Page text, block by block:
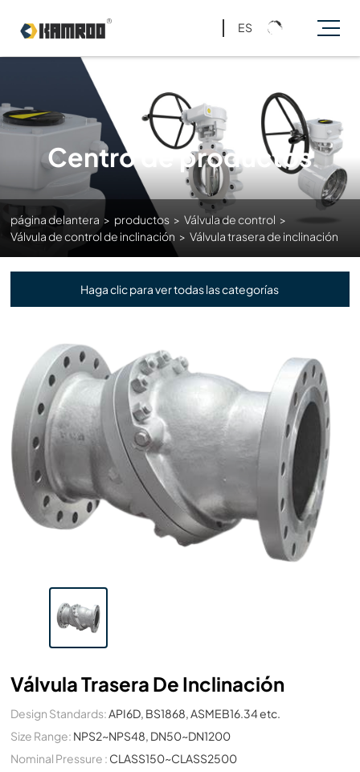
ES
Centro de productos
página delantera > productos > Válvula de control >
Válvula de control de inclinación > Válvula trasera de inclinación
Haga clic para ver todas las categorías
Válvula Trasera De Inclinación
Design Standards: API6D, BS1868, ASMEB16.34 etc.
Size Range: NPS2~NPS48, DN50~DN1200
Nominal Pressure : CLASS150~CLASS2500